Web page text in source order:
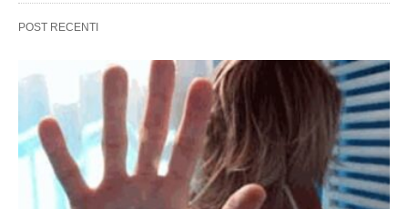
POST RECENTI